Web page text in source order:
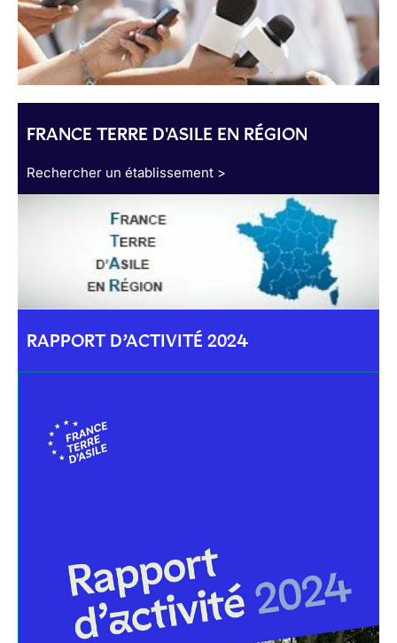
FRANCE TERRE D'ASILE EN RÉGION
Rechercher un établissement >
RAPPORT D’ACTIVITÉ 2024